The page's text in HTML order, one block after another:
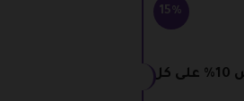
15%
كوبون خصم موقع نون تخفيض 10% على كل